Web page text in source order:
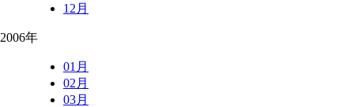
12月
2006年
01月
02月
03月